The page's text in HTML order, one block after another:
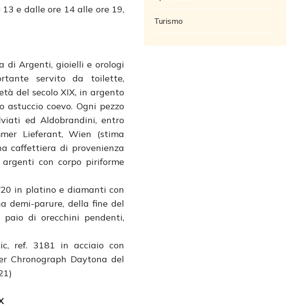
e dalle ore 14 alle ore 19,
di Argenti, gioielli e orologi
servito da toilette,
del secolo XIX, in argento
astuccio coevo. Ogni pezzo
ed Aldobrandini, entro
Lieferant, Wien (stima
caffettiera di provenienza
con corpo piriforme
in platino e diamanti con
demi-parure, della fine del
di orecchini pendenti,
ref. 3181 in acciaio con
Chronograph Daytona del
Turismo